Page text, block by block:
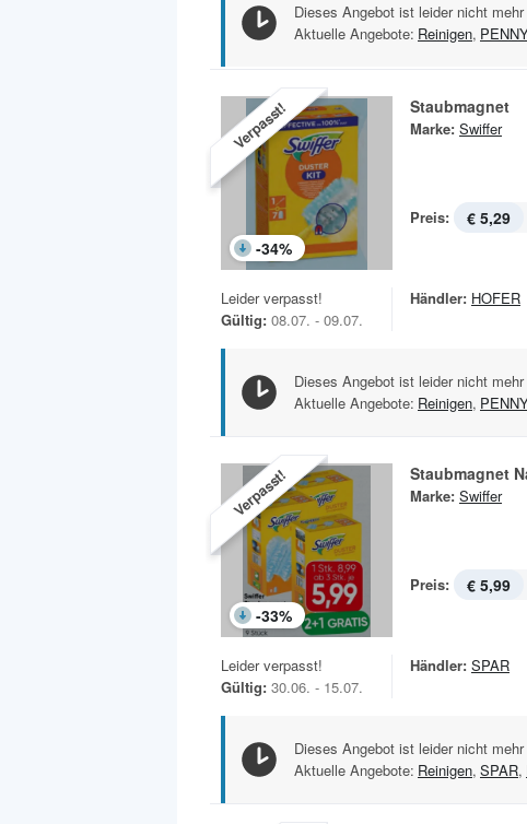
Dieses Angebot ist leider nicht mehr
Aktuelle Angebote: Reinigen,
Verpasst!
-34%
Staubmagnet
Marke: Swiffer
Preis: € 5,29
Leider verpasst!
Gültig: 08.07. - 09.07.
Händler: HOFER
Dieses Angebot ist leider nicht mehr
Aktuelle Angebote: Reinigen,
Verpasst!
-33%
Staubmagnet
Marke: Swiffer
Preis: € 5,99
Leider verpasst!
Gültig: 30.06. - 15.07.
Händler: SPAR
Dieses Angebot ist leider nicht mehr
Aktuelle Angebote: Reinigen, SPAR,